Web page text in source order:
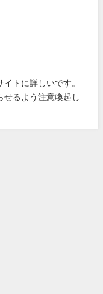
トに詳しいです。
せるよう注意喚起し